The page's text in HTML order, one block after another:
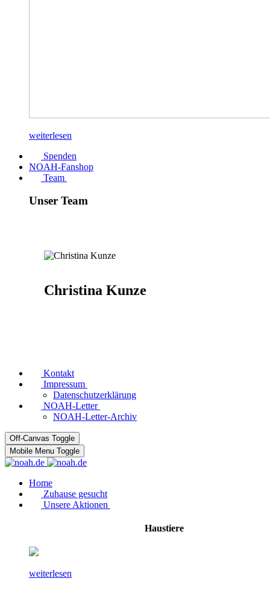
weiterlesen
Spenden
NOAH-Fanshop
Team
Unser Team
Christina Kunze
Kontakt
Impressum
Datenschutzerklärung
NOAH-Letter
NOAH-Letter-Archiv
Off-Canvas Toggle
Mobile Menu Toggle
Home
Zuhause gesucht
Unsere Aktionen
Haustiere
weiterlesen